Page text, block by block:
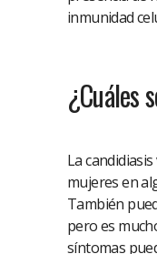
inmunidad
¿Cuáles
La
mujeres en
También
pero es
síntomas